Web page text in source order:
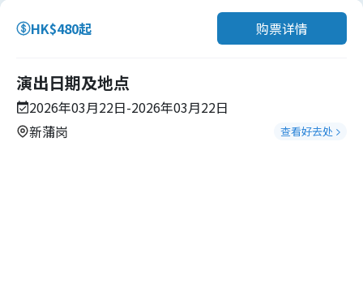
HK$480起 购票详情
演出日期及地点
2026年03月22日-2026年03月22日
新蒲岗
查看好去处